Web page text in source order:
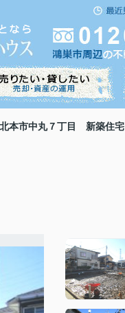
北本市中丸７丁目 新築住宅